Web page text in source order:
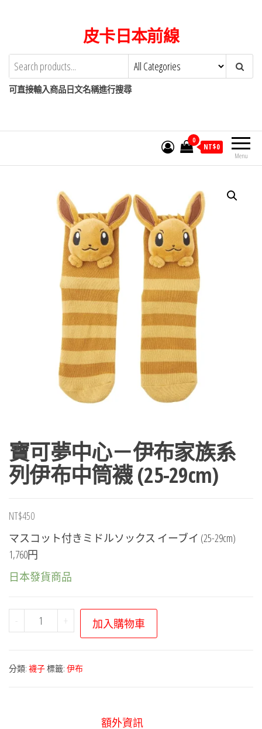
content
皮卡日本前線
可直接輸入商品日文名稱進行搜尋
Menu
0
NT$0
寶可夢中心－伊布家族系
列伊布中筒襪 (25-29cm)
NT$450
マスコット付きミドルソックス イーブイ (25-29cm)
1,760円
日本發貨商品
-
可
中
+ 加入購物車
分類: 襪子標籤: 伊布
額外資訊